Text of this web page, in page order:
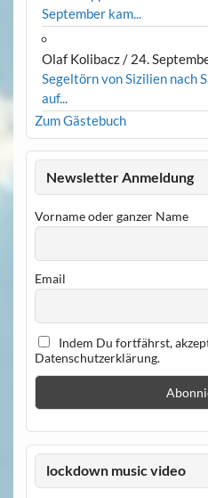
September kam...
Olaf Kolibacz/ 24.
Segeltörn von Sizilien nach
auf...
Zum Gästebuch
Newsletter Anmeldung
Vorname oder ganzer Name
Email
Indem Du fortfährst,
Datenschutzerklärung.
lockdown music video